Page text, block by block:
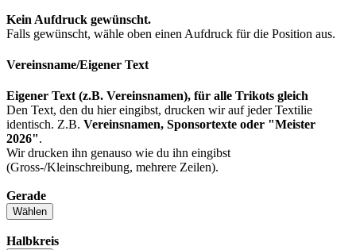
Kein Aufdruck gewünscht.
Falls gewünscht, wähle oben einen Aufdruck für die Position aus.
Vereinsname/Eigener Text
Eigener Text (z.B. Vereinsnamen), für alle Trikots gleich
Den Text, den du hier eingibst, drucken wir auf jeder Textilie
identisch. Z.B. Vereinsnamen, Sponsortexte oder "Meister
2026".
Wir drucken ihn genauso wie du ihn eingibst
(Gross-/Kleinschreibung, mehrere Zeilen).
Gerade
Wählen
Halbkreis